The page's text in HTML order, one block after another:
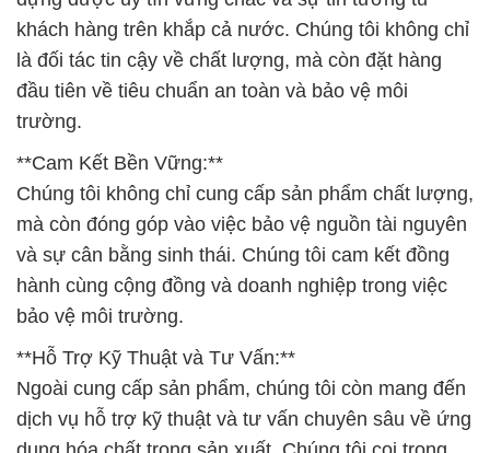
hành cùng cộng đồng và doanh nghiệp trong việc
bảo vệ môi trường.
**Hỗ Trợ Kỹ Thuật và Tư Vấn:**
Ngoài cung cấp sản phẩm, chúng tôi còn mang đến
dịch vụ hỗ trợ kỹ thuật và tư vấn chuyên sâu về ứng
dụng hóa chất trong sản xuất. Chúng tôi coi trọng
mối quan hệ đối tác với khách hàng và xem họ là
đối tác chiến lược trong sự phát triển bền vững.
**Đối Tác Chiến Lược:**
Chúng tôi hiểu rằng mỗi doanh nghiệp có nhu cầu
đặc biệt khi sử dụng hóa chất. Vì vậy, chúng tôi
không chỉ đơn thuần là nhà cung cấp, mà là đối tác
chiến lược của bạn để đảm bảo rằng sản phẩm của
chúng tôi đáp ứng nhu cầu của bạn một cách hiệu